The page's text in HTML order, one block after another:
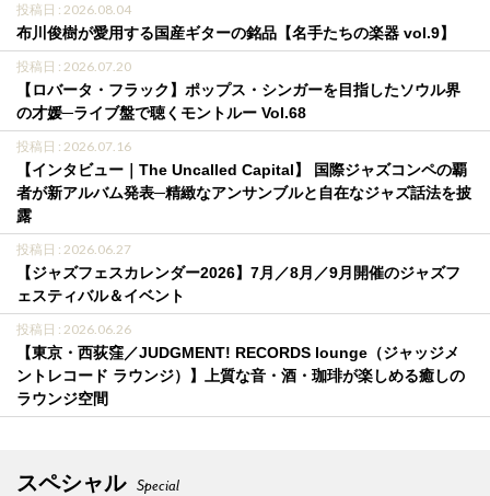
投稿日 : 2026.08.04
布川俊樹が愛用する国産ギターの銘品【名手たちの楽器 vol.9】
投稿日 : 2026.07.20
【ロバータ・フラック】ポップス・シンガーを目指したソウル界
の才媛─ライブ盤で聴くモントルー Vol.68
投稿日 : 2026.07.16
【インタビュー｜The Uncalled Capital】 国際ジャズコンペの覇
者が新アルバム発表─精緻なアンサンブルと自在なジャズ話法を披
露
投稿日 : 2026.06.27
【ジャズフェスカレンダー2026】7月／8月／9月開催のジャズフ
ェスティバル＆イベント
投稿日 : 2026.06.26
【東京・西荻窪／JUDGMENT! RECORDS lounge（ジャッジメ
ントレコード ラウンジ）】上質な音・酒・珈琲が楽しめる癒しの
ラウンジ空間
スペシャル Special